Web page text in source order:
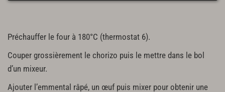
Préchauffer le four à 180°C (thermostat 6).
Couper grossièrement le chorizo puis le mettre dans le bol
d’un mixeur.
Ajouter l’emmental râpé, un œuf puis mixer pour obtenir une